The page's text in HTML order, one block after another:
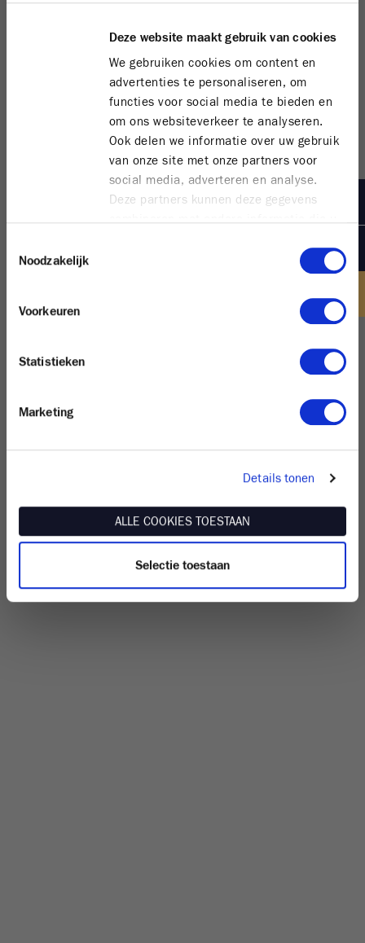
Deze website maakt gebruik van cookies
We gebruiken cookies om content en
advertenties te personaliseren, om
functies voor social media te bieden en
om ons websiteverkeer te analyseren.
Ook delen we informatie over uw gebruik
van onze site met onze partners voor
social media, adverteren en analyse.
Deze partners kunnen deze gegevens
verzameld op basis van uw gebruik van
Noodzakelijk
Voorkeuren
Statistieken
Marketing
Details tonen
ALLE COOKIES TOESTAAN
Selectie toestaan